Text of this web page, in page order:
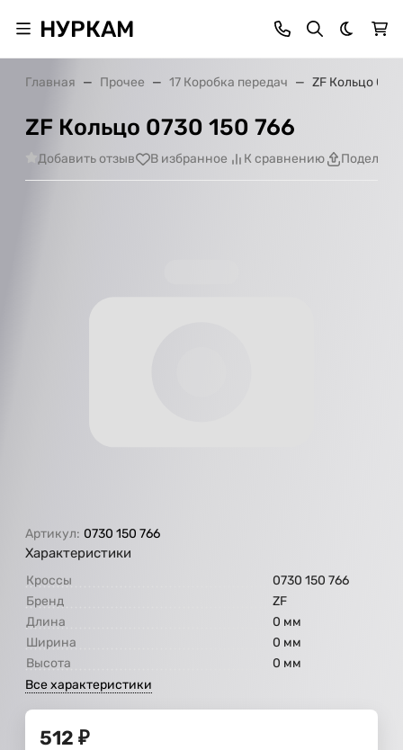
НУРКАМ Темная
Главная Прочее 17 Коробка передач ZF Кольцо
ZF Кольцо 0730 150 766
Добавить отзыв В избранное К сравнению
Артикул: 0730 150 766
Характеристики
Кроссы
0730 150 766
Бренд
ZF
Длина
0 мм
Ширина
0 мм
Высота
0 мм
Все характеристики
512 ₽